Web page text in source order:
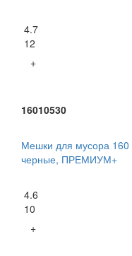
4.7
12
+
16010530
Мешки для мусора
черные, ПРЕМИУМ+
4.6
10
+